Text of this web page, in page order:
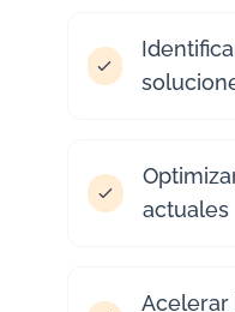
actuales
Acelerar